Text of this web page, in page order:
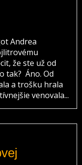
Andrea
že ste už od
tak? Áno. Od
a trošku hrala
venovala...